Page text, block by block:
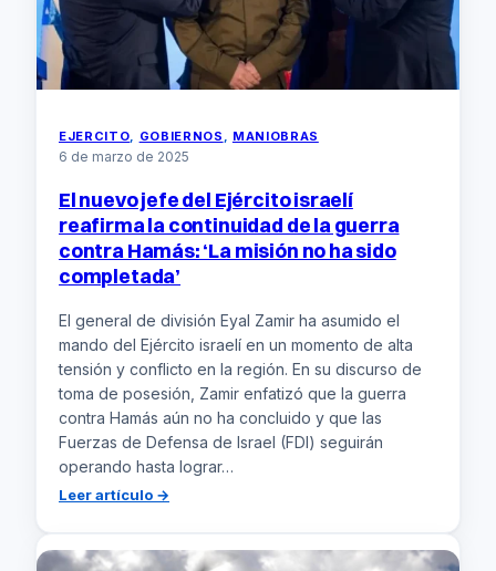
25-
01’
EJERCITO GOBIERNOS MANIOBRAS
6 de marzo de 2025
El nuevo jefe del Ejército israelí
reafirma la continuidad de la guerra
contra Hamás: ‘La misión no ha sido
completada’
El general de división Eyal Zamir ha asumido el
mando del Ejército israelí en un momento de alta
tensión y conflicto en la región. En su discurso de
toma de posesión, Zamir enfatizó que la guerra
contra Hamás aún no ha concluido y que las
Fuerzas de Defensa de Israel (FDI) seguirán
operando hasta lograr…
Leer artículo →
jefe